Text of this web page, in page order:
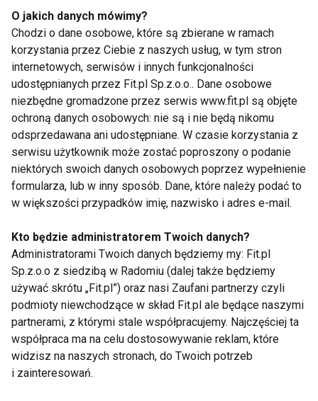
Nie przegap nowości ze
świata FIT!
Zapisz się do naszego newslettera
Wyrażam zgodę na otrzymywanie informacji
handlowej drogą elektroniczną na podany adres e-mail
Prywatności.
ZAPISZ SIĘ
O jakich danych mówimy?
Chodzi o dane osobowe, które są zbierane w ramach
korzystania przez Ciebie z naszych usług, w tym stron
internetowych, serwisów i innych funkcjonalności
udostępnianych przez Fit.pl Sp.z.o.o.. Dane osobowe
niezbędne gromadzone przez serwis www.fit.pl są objęte
ochroną danych osobowych: nie są i nie będą nikomu
odsprzedawana ani udostępniane. W czasie korzystania z
serwisu użytkownik może zostać poproszony o podanie
niektórych swoich danych osobowych poprzez wypełnienie
formularza, lub w inny sposób. Dane, które należy podać to
w większości przypadków imię, nazwisko i adres e-mail.
Kto będzie administratorem Twoich danych?
Administratorami Twoich danych będziemy my: Fit.pl
Sp.z.o.o z siedzibą w Radomiu (dalej także będziemy
używać skrótu „Fit.pl”) oraz nasi Zaufani partnerzy czyli
podmioty niewchodzące w skład Fit.pl ale będące naszymi
partnerami, z którymi stale współpracujemy. Najczęściej ta
współpraca ma na celu dostosowywanie reklam, które
widzisz na naszych stronach, do Twoich potrzeb
i zainteresowań.